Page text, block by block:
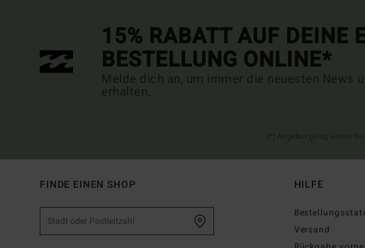
15% RABATT AUF DEINE
BESTELLUNG ONLINE*
Melde dich an, um immer die neuesten News
erhalten.
FINDE EINEN SHOP HILFE
Versand